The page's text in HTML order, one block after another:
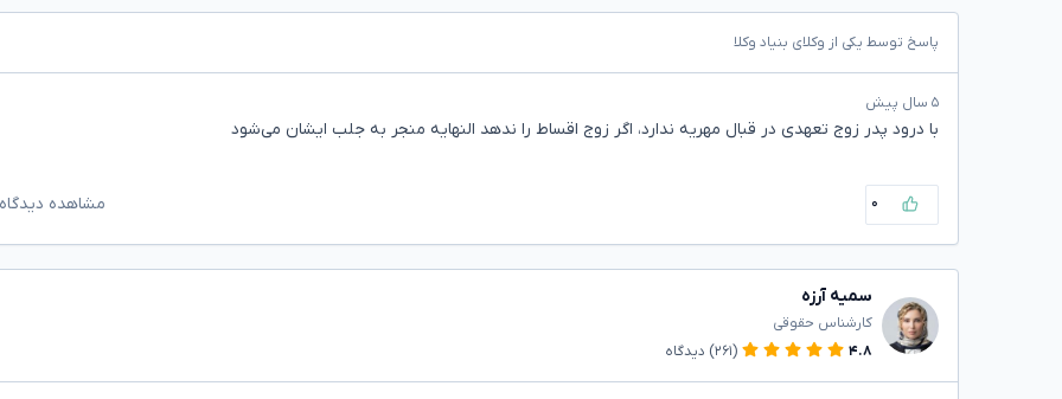
پاسخ توسط یکی از وکلای بنیاد وکلا
۵ سال پیش
با درود پدر زوج تعهدی در قبال مهریه ندارد، اگر زوج اقساط را ندهد النهایه منجر به جلب ایشان می‌شود
۰ مشاهده
سمیه آرزه
کارشناس حقوقی
۴.۸
(۲۶۱) دیدگاه